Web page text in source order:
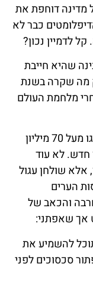
מדינה דוחפת את
כבר לא
לדמיין נכון?
שהיא חייבת
מה שקרה בשנת
מלחמת העולם
בסיום המלחמה הנוראית הזו, שבה נהרגו מעל 70 מיליון
חדש. לא עוד
אלא שולחן עגול
הערים
והכאב של
אך שאפתני:
להשמיע את
סכסוכים לפני